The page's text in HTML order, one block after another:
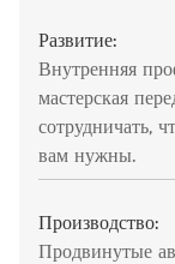
Развитие:
Внутренняя
мастерская
сотрудничать,
вам нужны.
Производство:
Продвинутые